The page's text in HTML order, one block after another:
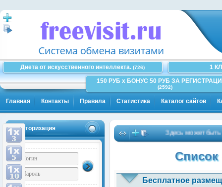
Диета от искусственного интеллекта. (726)
1
150 РУБ x БОНУС 50 РУБ ЗА
(2592)
Главная Контакты Правила Статистика Каталог сайтов
Авторизация
Здесь может быть
Список
Бесплатное